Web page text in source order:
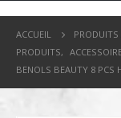
ACCUEIL
PRODUITS
PRODUITS,
BENOLS BEAUTY 8 PCS